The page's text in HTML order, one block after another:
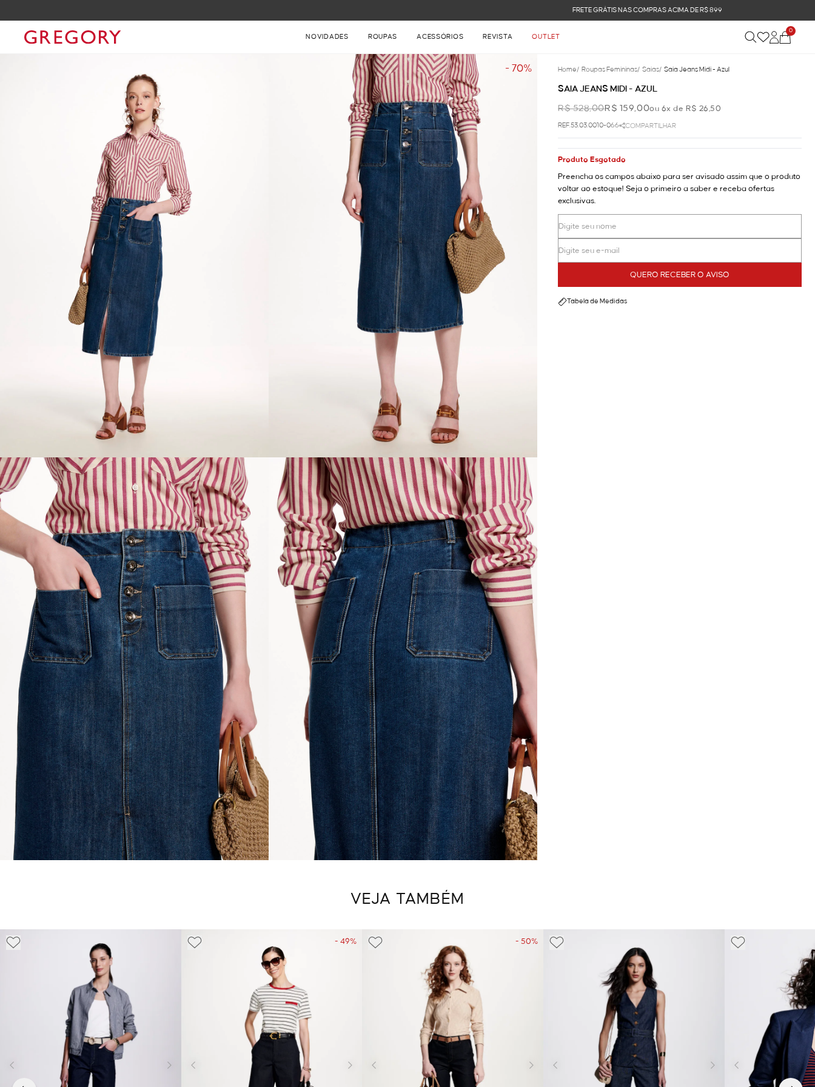
NOVIDADES ROUPAS ACESSÓRIOS REVISTA OUTLET
0
- 70% Home/ Roupas Femininas/ Saias/ Saia Jeans Midi - Azul
SAIA JEANS MIDI - AZUL
R$ 528,00R$ 159,00ou 6x de R$ 26,50
REF.53.03.0010-066 COMPARTILHAR
Produto Esgotado
Preencha os campos abaixo para ser avisado assim que o produto
voltar ao estoque! Seja o primeiro a saber e receba ofertas
exclusivas.
QUERO RECEBER O AVISO
Tabela de Medidas
VEJA TAMBÉM
- 49% - 50%